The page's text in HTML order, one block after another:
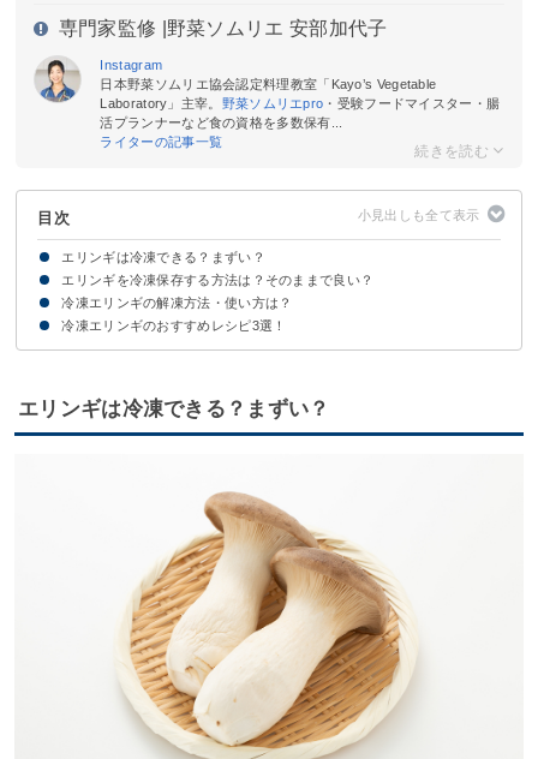
専門家監修 | 野菜ソムリエ 安部加代子
Instagram
日本野菜ソムリエ協会認定料理教室「Kayo’s Vegetable
Laboratory」主宰。 野菜ソムリエpro ・受験フードマイスター・腸
活プランナーなど食の資格を多数保有...
ライターの記事一覧
目次
エリンギは冷凍できる？まずい？
エリンギは冷凍すると1ヶ月ほど日持ちする！
エリンギは正しく冷凍・解凍しないとまずいと感じることがある
エリンギを冷凍保存する方法は？そのままで良い？
エリンギはそのまま・丸ごとではなくカットして冷凍しよう
冷凍エリンギの解凍方法・使い方は？
冷凍エリンギは凍ったままカットして加熱調理しよう
冷凍エリンギのおすすめレシピ3選！
①エリンギのバター炒め
②エリンギのお味噌汁
③エリンギの天ぷら
エリンギは冷凍できる？まずい？